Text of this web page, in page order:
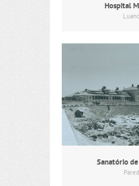
Hospital
Sanatório de